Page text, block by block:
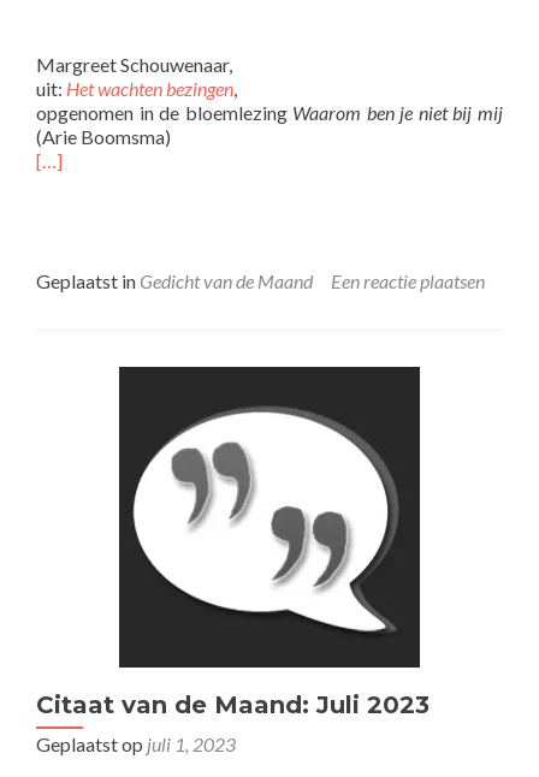
Margreet Schouwenaar,
uit: Het wachten bezingen,
opgenomen in de bloemlezing Waarom ben je niet bij mij
(Arie Boomsma)
[…]
Geplaatst in Gedicht van de Maand Een reactie plaatsen
Citaat van de Maand: Juli 2023
Geplaatst op juli 1, 2023